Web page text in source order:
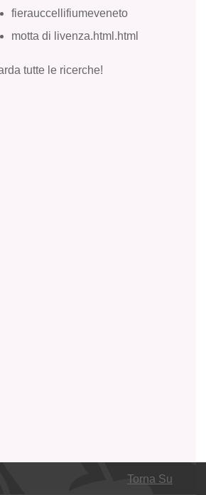
fierauccellifiumeveneto
motta di livenza.html.html
tutte le ricerche!
Torna Su